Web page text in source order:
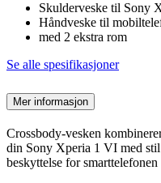
Skulderveske til Sony
Håndveske til
med 2 ekstra rom
Se alle spesifikasjoner
Mer informasjon
Crossbody-vesken
din Sony Xperia 1 VI med
beskyttelse for